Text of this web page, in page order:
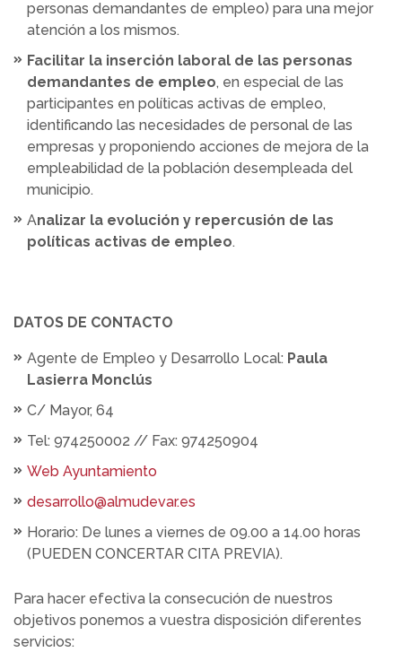
personas demandantes de empleo) para una mejor
atención a los mismos.
Facilitar la inserción laboral de las personas
demandantes de empleo, en especial de las
participantes en políticas activas de empleo,
identificando las necesidades de personal de las
empresas y proponiendo acciones de mejora de la
empleabilidad de la población desempleada del
municipio.
Analizar la evolución y repercusión de las
políticas activas de empleo.
DATOS DE CONTACTO
Agente de Empleo y Desarrollo Local: Paula
Lasierra Monclús
C/ Mayor, 64
Tel: 974250002 // Fax: 974250904
Web Ayuntamiento
desarrollo@almudevar.es
Horario: De lunes a viernes de 09.00 a 14.00 horas
(PUEDEN CONCERTAR CITA PREVIA).
Para hacer efectiva la consecución de nuestros
objetivos ponemos a vuestra disposición diferentes
servicios: